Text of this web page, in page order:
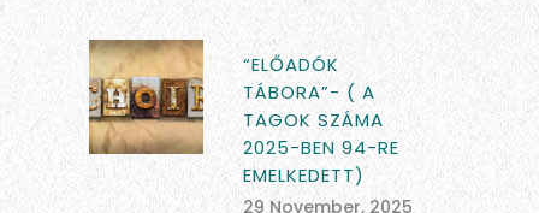
“ELŐADÓK
TÁBORA”- ( A
TAGOK SZÁMA
2025-BEN 94-RE
EMELKEDETT)
29 November, 2025